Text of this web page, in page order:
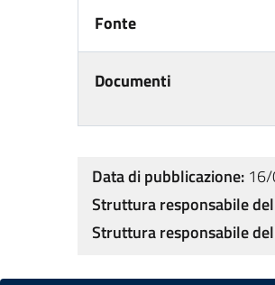
Fonte
Documenti
Data di pubblicazione:
Struttura responsabile
Struttura responsabile